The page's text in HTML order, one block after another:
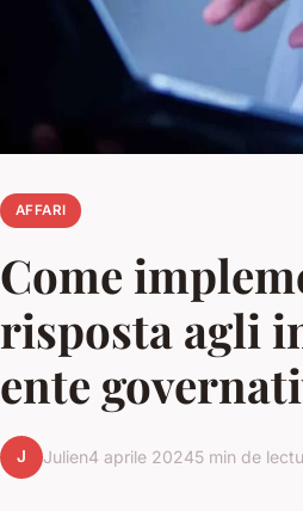
AFFARI
Come
risposta agli
ente
J Julien4 aprile 20245 min de